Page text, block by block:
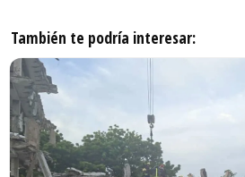
También te podría interesar: